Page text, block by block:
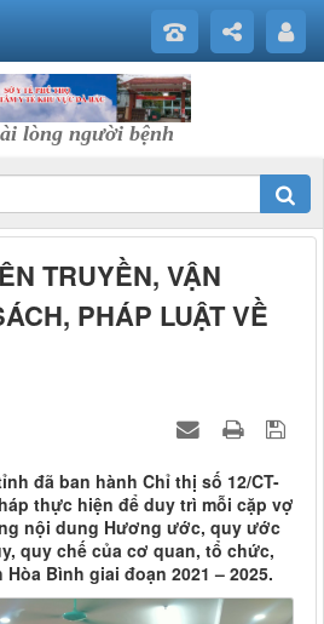
lòng người bệnh
TRUYỀN, VẬN
PHÁP LUẬT VỀ
đã ban hành Chỉ thị số 12/CT-
thực hiện để duy trì mỗi cặp vợ
nội dung Hương ước, quy ước
quy chế của cơ quan, tổ chức,
Bình giai đoạn 2021 – 2025.